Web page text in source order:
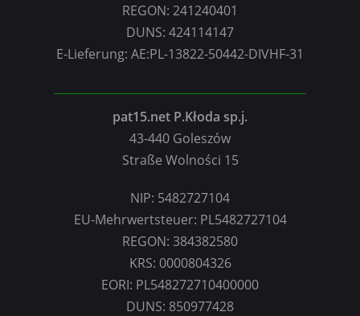
REGON: 241240401
DUNS: 424114147
E-Lieferung: AE:PL-13822-50442-DIVHF-31
pat15.net P.Kłoda sp.j.
43-440 Goleszów
Straße Wolności 15
NIP: 5482727104
EU-Mehrwertsteuer: PL5482727104
REGON: 384382580
KRS: 0000804326
EORI: PL548272710400000
DUNS: 850977428